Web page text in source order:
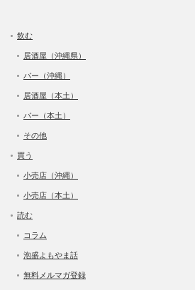
飲む
居酒屋（沖縄県）
バー（沖縄）
居酒屋（本土）
バー（本土）
その他
買う
小売店（沖縄）
小売店（本土）
読む
コラム
泡盛よもやま話
無料メルマガ登録